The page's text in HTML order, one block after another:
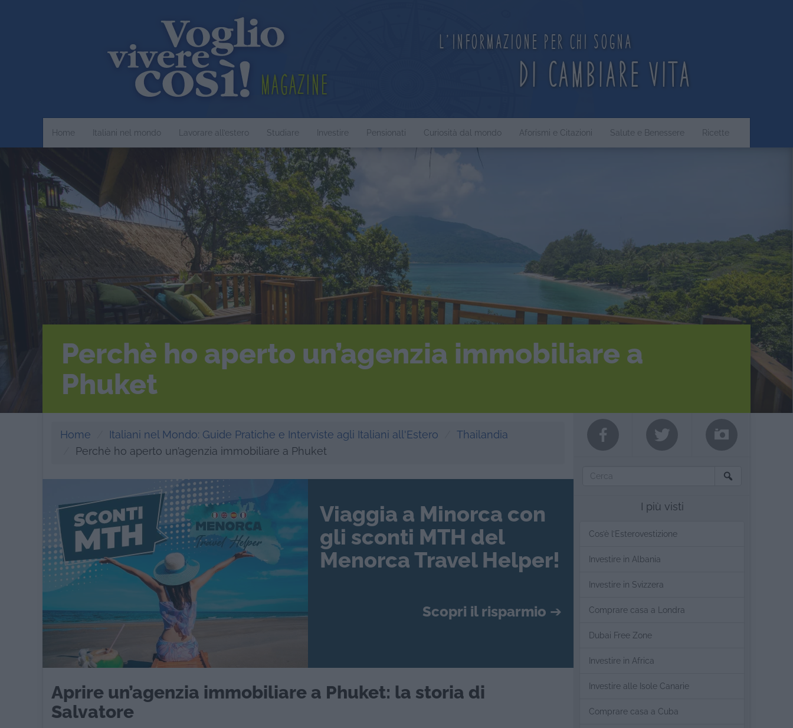
Magazine
L'informazione per chi sogna
di cambiare vita
Home Italiani nel mondo Lavorare all’estero Studiare Investire Pensionati Curiosità dal mondo Aforismi e Citazioni Salute e Benessere Ricette
Perchè ho aperto un’agenzia immobiliare a
Phuket
Home Italiani nel Mondo: Guide Pratiche e Interviste agli Italiani all'Estero
Thailandia
Perchè ho aperto un’agenzia immobiliare a Phuket
Viaggia a Minorca con
gli sconti MTH del
Menorca Travel Helper!
Scopri il risparmio ➔
Aprire un’agenzia immobiliare a Phuket: la storia di
Salvatore
I più visti
Cos’è l’Esterovestizione
Investire in Albania
Investire in Svizzera
Comprare casa a Londra
Dubai Free Zone
Investire in Africa
Investire alle Isole Canarie
Comprare casa a Cuba